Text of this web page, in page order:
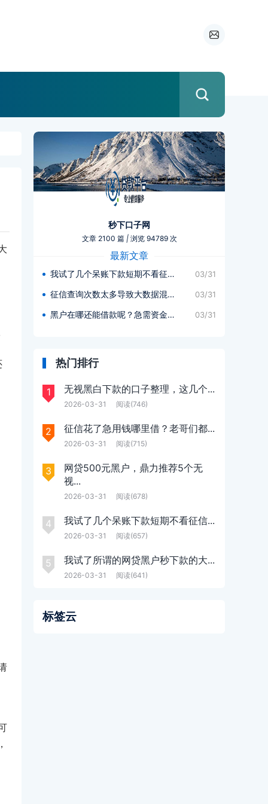
秒下口子网
文章 2100 篇 |浏览 94789 次
最新文章
我试了几个呆账下款短期不看征信... 03/31
征信查询次数太多导致大数据混乱... 03/31
黑户在哪还能借款呢？急需资金周... 03/31
热门排行
1 无视黑白下款的口子整理，这几个...
2026-03-31 阅读(746)
2 征信花了急用钱哪里借？老哥们都...
2026-03-31 阅读(715)
3
网贷500元黑户，鼎力推荐5个无
视...
2026-03-31 阅读(678)
4 我试了几个呆账下款短期不看征信...
2026-03-31 阅读(657)
5 我试了所谓的网贷黑户秒下款的大...
2026-03-31 阅读(641)
标签云